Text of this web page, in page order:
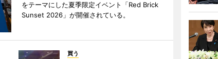
をテーマにした夏季限定イベント「Red Brick
Sunset 2026」が開催されている。
買う